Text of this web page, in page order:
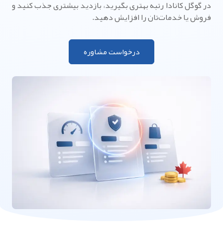
در گوگل کانادا رتبه بهتری بگیرید، بازدید بیشتری جذب کنید و
فروش یا خدمات‌تان را افزایش دهید.
درخواست مشاوره